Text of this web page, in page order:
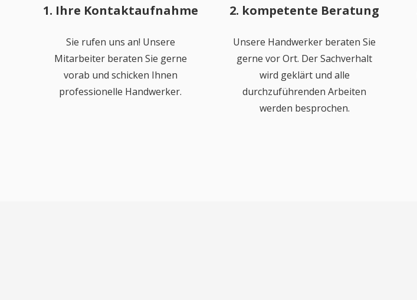
1. Ihre Kontaktaufnahme
Sie rufen uns an! Unsere
Mitarbeiter beraten Sie gerne
vorab und schicken Ihnen
professionelle Handwerker.
2. kompetente Beratung
Unsere Handwerker beraten Sie
gerne vor Ort. Der Sachverhalt
wird geklärt und alle
durchzuführenden Arbeiten
werden besprochen.